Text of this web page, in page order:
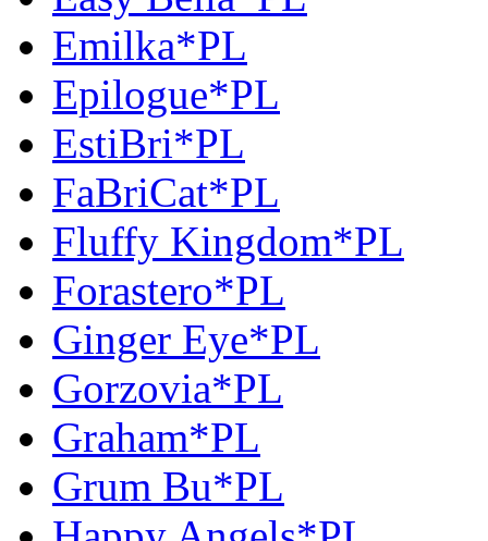
Emilka*PL
Epilogue*PL
EstiBri*PL
FaBriCat*PL
Fluffy Kingdom*PL
Forastero*PL
Ginger Eye*PL
Gorzovia*PL
Graham*PL
Grum Bu*PL